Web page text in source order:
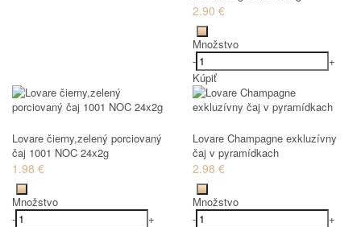
2.90 €
Množstvo
-
+
Kúpiť
Lovare čierny,zelený porciovaný
čaj 1001 NOC 24x2g
1.98 €
Množstvo
-
+
Lovare Champagne exkluzívny
čaj v pyramídkach
2.98 €
Množstvo
-
+